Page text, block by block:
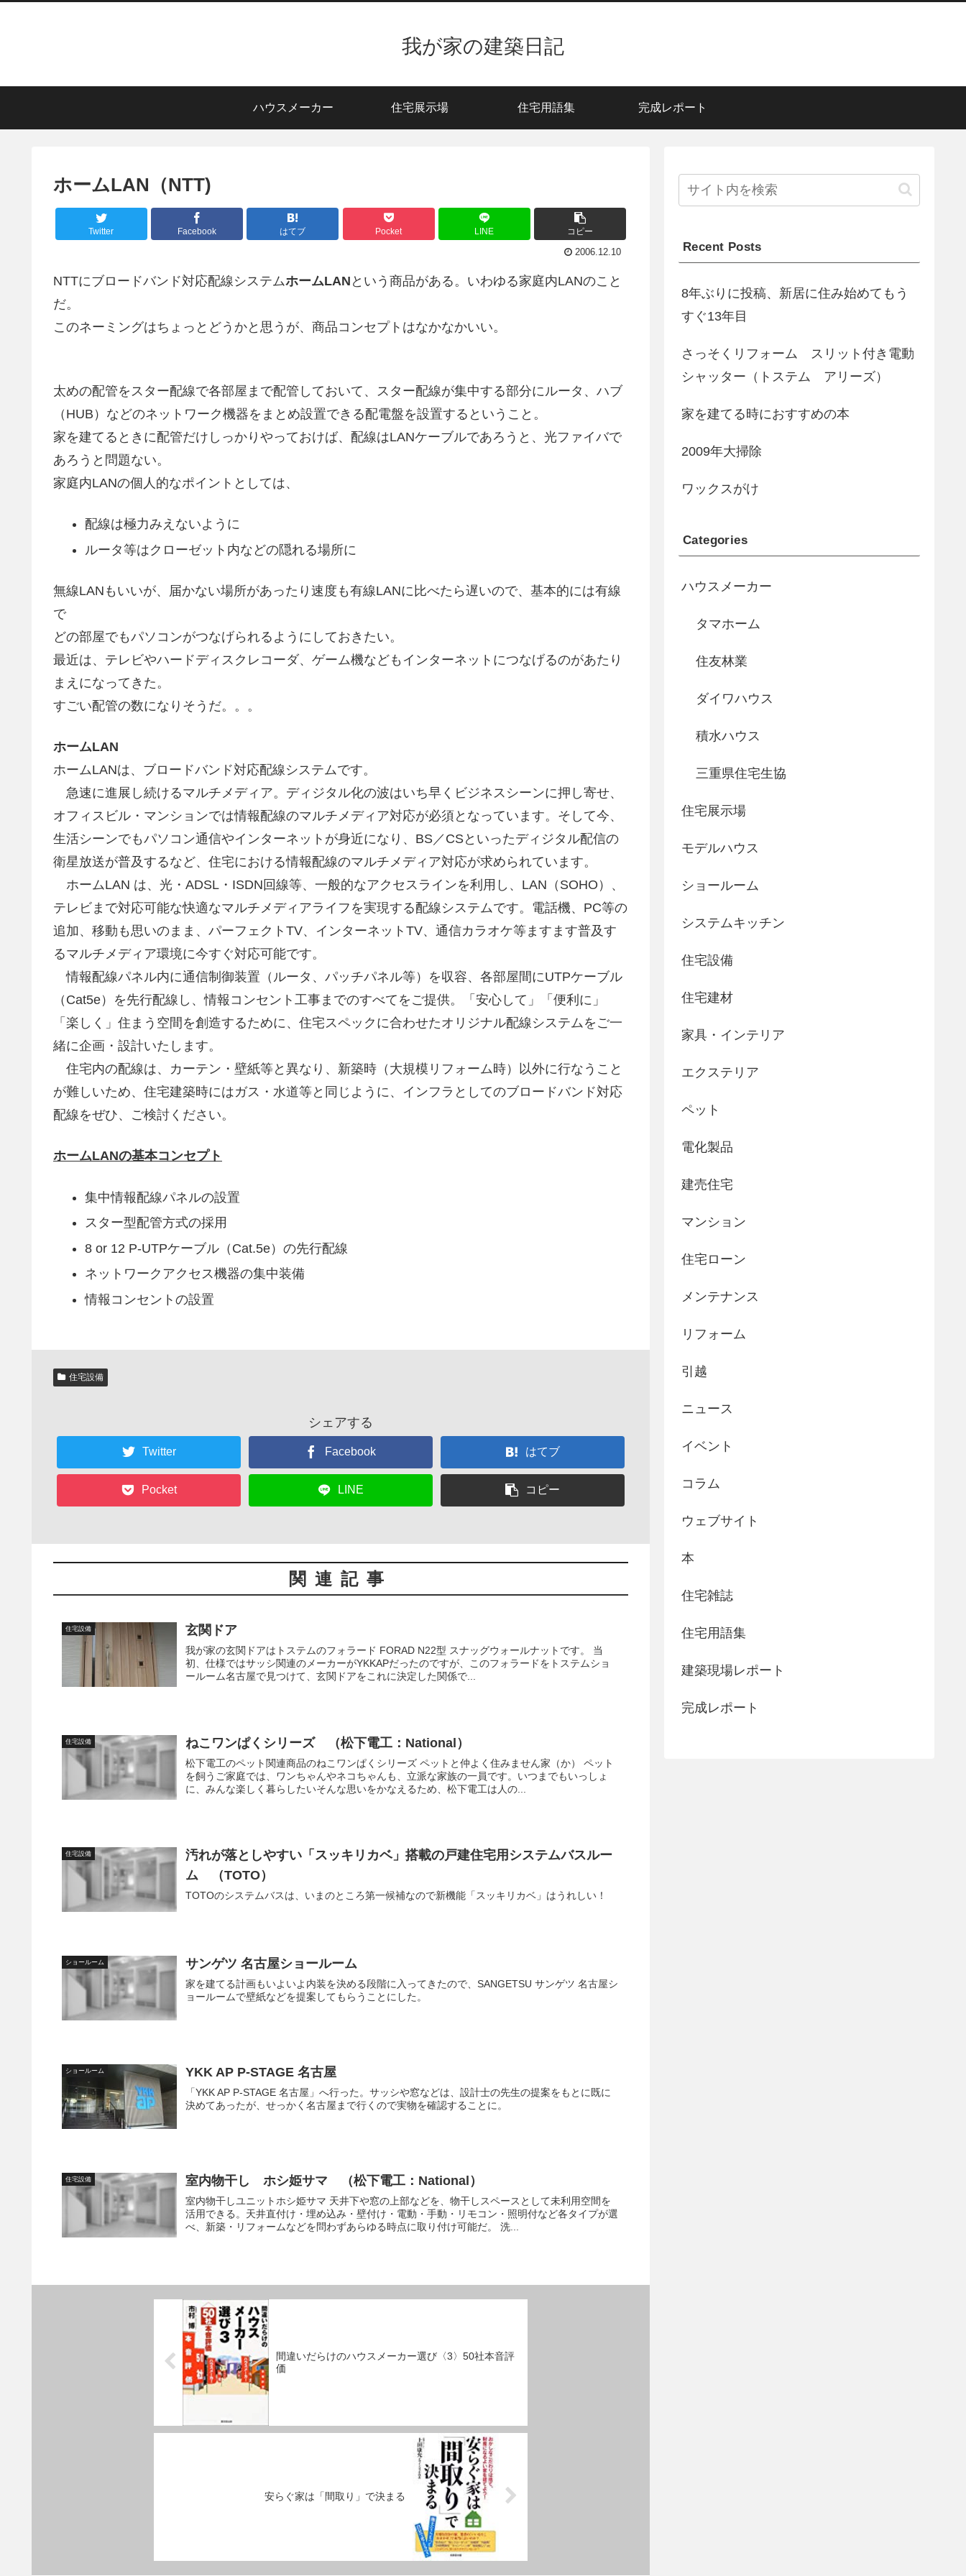
我が家の建築日記
ハウスメーカー 住宅展示場 住宅用語集 完成レポート
ホームLAN（NTT)
Twitter Facebook はてブ Pocket LINE コピー
2006.12.10
NTTにブロードバンド対応配線システムホームLAN という商品がある。いわゆる家庭内LANのこと
だ。
このネーミングはちょっとどうかと思うが、商品コンセプトはなかなかいい。
太めの配管をスター配線で各部屋まで配管しておいて、スター配線が集中する部分にルータ、ハブ
（HUB）などのネットワーク機器をまとめ設置できる配電盤を設置するということ。
家を建てるときに配管だけしっかりやっておけば、配線はLANケーブルであろうと、光ファイバで
あろうと問題ない。
家庭内LANの個人的なポイントとしては、
配線は極力みえないように
ルータ等はクローゼット内などの隠れる場所に
無線LANもいいが、届かない場所があったり速度も有線LANに比べたら遅いので、基本的には有線
で
どの部屋でもパソコンがつなげられるようにしておきたい。
最近は、テレビやハードディスクレコーダ、ゲーム機などもインターネットにつなげるのがあたり
まえになってきた。
すごい配管の数になりそうだ。。。
ホームLAN
ホームLANは、ブロードバンド対応配線システムです。
急速に進展し続けるマルチメディア。ディジタル化の波はいち早くビジネスシーンに押し寄せ、
オフィスビル・マンションでは情報配線のマルチメディア対応が必須となっています。そして今、
生活シーンでもパソコン通信やインターネットが身近になり、BS／CSといったディジタル配信の
衛星放送が普及するなど、住宅における情報配線のマルチメディア対応が求められています。
ホームLAN は、光・ADSL・ISDN回線等、一般的なアクセスラインを利用し、LAN（SOHO）、
テレビまで対応可能な快適なマルチメディアライフを実現する配線システムです。電話機、PC等の
追加、移動も思いのまま、パーフェクトTV、インターネットTV、通信カラオケ等ますます普及す
るマルチメディア環境に今すぐ対応可能です。
情報配線パネル内に通信制御装置（ルータ、パッチパネル等）を収容、各部屋間にUTPケーブル
（Cat5e）を先行配線し、情報コンセント工事までのすべてをご提供。「安心して」「便利に」
「楽しく」住まう空間を創造するために、住宅スペックに合わせたオリジナル配線システムをご一
緒に企画・設計いたします。
住宅内の配線は、カーテン・壁紙等と異なり、新築時（大規模リフォーム時）以外に行なうこと
が難しいため、住宅建築時にはガス・水道等と同じように、インフラとしてのブロードバンド対応
配線をぜひ、ご検討ください。
ホームLANの基本コンセプト
集中情報配線パネルの設置
スター型配管方式の採用
8 or 12 P-UTPケーブル（Cat.5e）の先行配線
ネットワークアクセス機器の集中装備
情報コンセントの設置
住宅設備
シェアする
Twitter Facebook はてブ
Pocket LINE コピー
関連記事
住宅設備 玄関ドア
我が家の玄関ドアはトステムのフォラード FORAD N22型 スナッグウォールナットです。 当
初、仕様ではサッシ関連のメーカーがYKKAPだったのですが、このフォラードをトステムショ
ールーム名古屋で見つけて、玄関ドアをこれに決定した関係で...
住宅設備 ねこワンぱくシリーズ （松下電工：National）
松下電工のペット関連商品のねこワンぱくシリーズ ペットと仲よく住みません家（か） ペット
を飼うご家庭では、ワンちゃんやネコちゃんも、立派な家族の一員です。いつまでもいっしょ
に、みんな楽しく暮らしたいそんな思いをかなえるため、松下電工は人の...
住宅設備
汚れが落としやすい「スッキリカベ」搭載の戸建住宅用システムバスルー
ム （TOTO）
TOTOのシステムバスは、いまのところ第一候補なので新機能「スッキリカベ」はうれしい！
ショールーム サンゲツ 名古屋ショールーム
家を建てる計画もいよいよ内装を決める段階に入ってきたので、SANGETSU サンゲツ 名古屋シ
ョールームで壁紙などを提案してもらうことにした。
ショールーム YKK AP P-STAGE 名古屋
「YKK AP P-STAGE 名古屋」へ行った。サッシや窓などは、設計士の先生の提案をもとに既に
決めてあったが、せっかく名古屋まで行くので実物を確認することに。
住宅設備 室内物干し ホシ姫サマ （松下電工：National）
室内物干しユニットホシ姫サマ 天井下や窓の上部などを、物干しスペースとして未利用空間を
活用できる。天井直付け・埋め込み・壁付け・電動・手動・リモコン・照明付など各タイプが選
べ、新築・リフォームなどを問わずあらゆる時点に取り付け可能だ。 洗...
間違いだらけのハウスメーカー選び〈3〉50社本音評
価
安らぐ家は「間取り」で決まる
Recent Posts
8年ぶりに投稿、新居に住み始めてもう
すぐ13年目
さっそくリフォーム スリット付き電動
シャッター（トステム アリーズ）
家を建てる時におすすめの本
2009年大掃除
ワックスがけ
Categories
ハウスメーカー
タマホーム
住友林業
ダイワハウス
積水ハウス
三重県住宅生協
住宅展示場
モデルハウス
ショールーム
システムキッチン
住宅設備
住宅建材
家具・インテリア
エクステリア
ペット
電化製品
建売住宅
マンション
住宅ローン
メンテナンス
リフォーム
引越
ニュース
イベント
コラム
ウェブサイト
本
住宅雑誌
住宅用語集
建築現場レポート
完成レポート